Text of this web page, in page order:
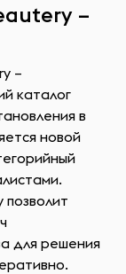
–
–
каталог
в
новой
для решения